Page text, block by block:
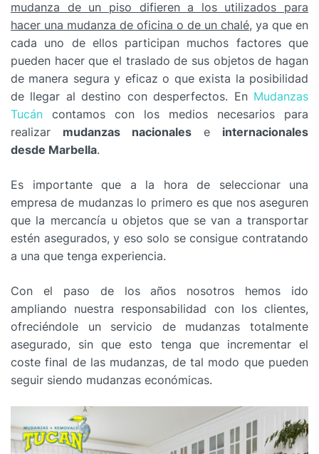
mudanza de un piso difieren a los utilizados para
hacer una mudanza de oficina o de un chalé, ya que en
cada uno de ellos participan muchos factores que
pueden hacer que el traslado de sus objetos de hagan
de manera segura y eficaz o que exista la posibilidad
de llegar al destino con desperfectos. En Mudanzas
Tucán contamos con los medios necesarios para
realizar mudanzas nacionales e internacionales
desde Marbella.
Es importante que a la hora de seleccionar una
empresa de mudanzas lo primero es que nos aseguren
que la mercancía u objetos que se van a transportar
estén asegurados, y eso solo se consigue contratando
a una que tenga experiencia.
Con el paso de los años nosotros hemos ido
ampliando nuestra responsabilidad con los clientes,
ofreciéndole un servicio de mudanzas totalmente
asegurado, sin que esto tenga que incrementar el
coste final de las mudanzas, de tal modo que pueden
seguir siendo mudanzas económicas.